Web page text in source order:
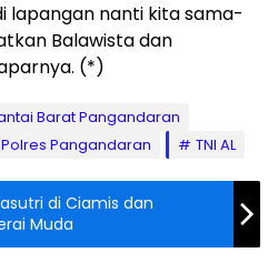
lapangan nanti kita sama-
Balawista dan
(*)
Barat Pangandaran
Pangandaran TNI AL
di Ciamis dan
Muda